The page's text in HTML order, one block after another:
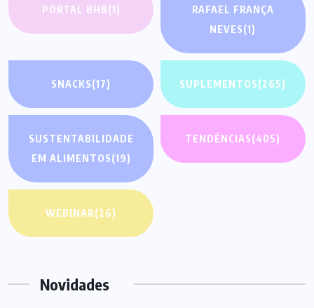
PORTAL BHB(1)
RAFAEL FRANÇA
NEVES(1)
SNACKS(17) SUPLEMENTOS(265)
SUSTENTABILIDADE
EM ALIMENTOS(19)
TENDÊNCIAS(405)
WEBINAR(26)
Novidades